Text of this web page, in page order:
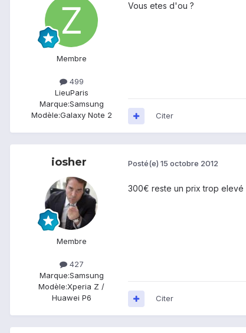
Membre
499
LieuParis
Marque:Samsung
Modèle:Galaxy Note 2
Vous etes d'ou ?
Citer
iosher
Membre
427
Marque:Samsung
Modèle:Xperia Z /
Huawei P6
Posté(e) 15 octobre 2012
300€ reste un prix trop elevé
Citer